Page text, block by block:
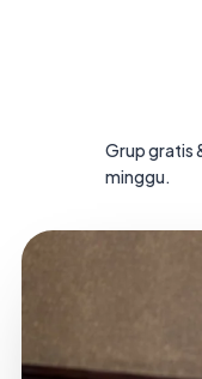
Grup gratis
minggu.